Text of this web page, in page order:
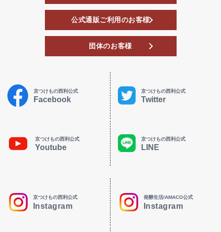
公式通販ご利用のお客様
団体のお客様
京つけもの西利公式
Facebook
京つけもの西利公式
Twitter
京つけもの西利公式
Youtube
京つけもの西利公式
LINE
京つけもの西利公式
Instagram
発酵生活/AMACO公式
Instagram